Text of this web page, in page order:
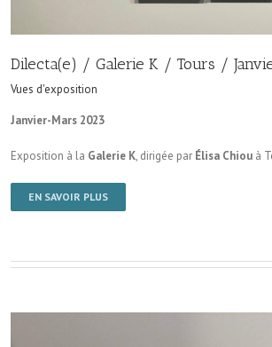
Dilecta(e) / Galerie K / Tours /
Vues d'exposition
Janvier-Mars 2023
Exposition à la Galerie K, dirigée par Élisa Chiou à
EN SAVOIR PLUS